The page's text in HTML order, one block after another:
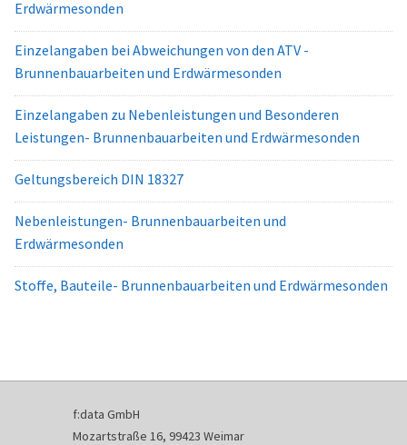
Erdwärmesonden
Einzelangaben bei Abweichungen von den ATV -
Brunnenbauarbeiten und Erdwärmesonden
Einzelangaben zu Nebenleistungen und Besonderen
Leistungen- Brunnenbauarbeiten und Erdwärmesonden
Geltungsbereich DIN 18327
Nebenleistungen- Brunnenbauarbeiten und
Erdwärmesonden
Stoffe, Bauteile- Brunnenbauarbeiten und Erdwärmesonden
f:data GmbH
Mozartstraße 16, 99423 Weimar